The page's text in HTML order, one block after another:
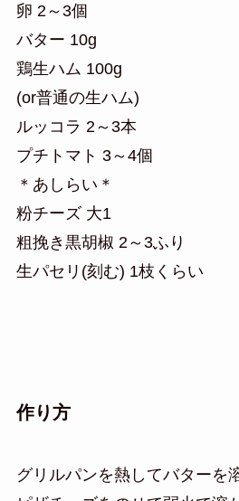
卵 2～3個
バター 10g
鶏生ハム 100g
(or普通の生ハム)
ルッコラ 2～3本
プチトマト 3～4個
＊あしらい＊
粉チーズ 大1
粗挽き黒胡椒 2～3ふり
生パセリ(刻む) 1枝くらい
作り方
グリルパンを熱してバターを